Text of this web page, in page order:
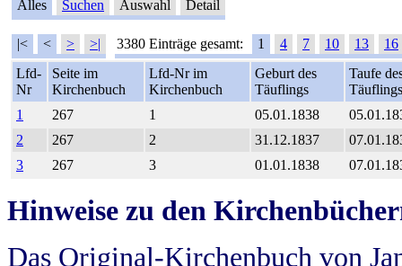
Alles Suchen Auswahl Detail
|< < > >| 3380 Einträge gesamt: 1 4 7 10 13
16
Lfd-
Nr
Seite im
Kirchenbuch
Lfd-Nr im
Kirchenbuch
Geburt des
Täuflings
Taufe
Täuflings
1
267 1 05.01.1838
2
267 2 31.12.1837
3
267 3 01.01.1838
Hinweise zu den
Das Original-Kirchenbuch von